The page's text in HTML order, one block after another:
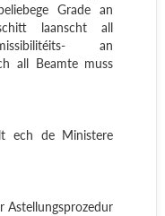
Grade an
laanscht all
an
all Beamte muss
ech de Ministere
Astellungsprozedur